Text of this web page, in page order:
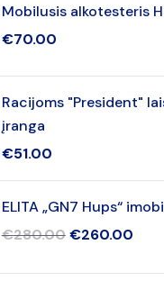
Mobilusis alkotesteris
€70.00
Racijoms "President"
įranga
€51.00
ELITA „GN7 Hups“
€280.00 €260.00